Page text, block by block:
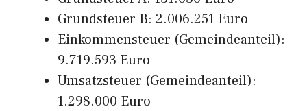
Grundsteuer B: 2.006.251 Euro
Einkommensteuer (Gemeindeanteil):
9.719.593 Euro
Umsatzsteuer (Gemeindeanteil):
1.298.000 Euro